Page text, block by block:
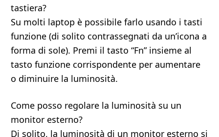
tastiera?
Su molti laptop è possibile farlo usando i tasti
funzione (di solito contrassegnati da un’icona a
forma di sole). Premi il tasto “Fn” insieme al
tasto funzione corrispondente per aumentare
o diminuire la luminosità.
Come posso regolare la luminosità su un
monitor esterno?
Di solito, la luminosità di un monitor esterno si